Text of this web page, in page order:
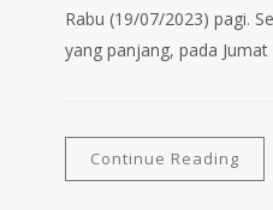
Rabu (19/07/2023) pagi.
yang panjang, pada
Continue Reading